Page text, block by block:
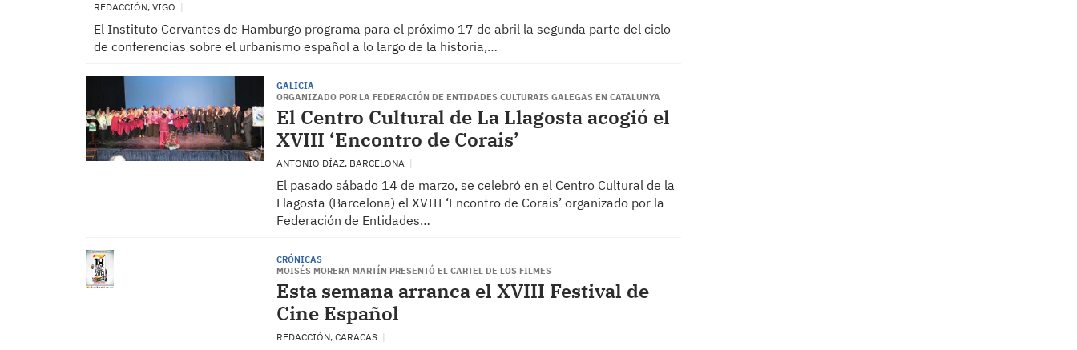
REDACCIÓN, VIGO
El Instituto Cervantes de Hamburgo programa para el próximo 17 de abril la segunda parte del ciclo
de conferencias sobre el urbanismo español a lo largo de la historia,…
GALICIA
ORGANIZADO POR LA FEDERACIÓN DE ENTIDADES CULTURAIS GALEGAS EN CATALUNYA
El Centro Cultural de La Llagosta acogió el
XVIII ‘Encontro de Corais’
ANTONIO DÍAZ, BARCELONA
El pasado sábado 14 de marzo, se celebró en el Centro Cultural de la
Llagosta (Barcelona) el XVIII ‘Encontro de Corais’ organizado por la
Federación de Entidades…
CRÓNICAS
MOISÉS MORERA MARTÍN PRESENTÓ EL CARTEL DE LOS FILMES
Esta semana arranca el XVIII Festival de
Cine Español
REDACCIÓN, CARACAS